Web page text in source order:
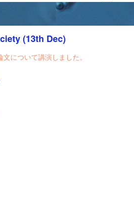
(13th Dec)
について講演しました。